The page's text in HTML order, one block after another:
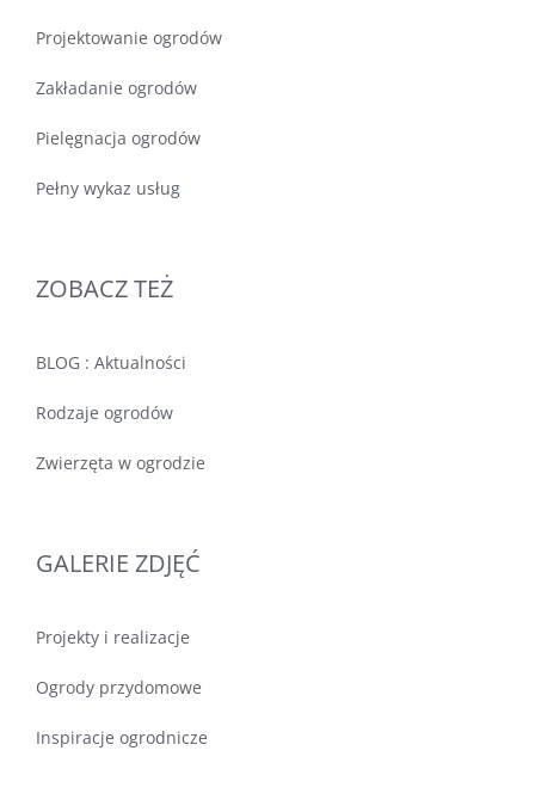
Projektowanie ogrodów
Zakładanie ogrodów
Pielęgnacja ogrodów
Pełny wykaz usług
ZOBACZ TEŻ
BLOG : Aktualności
Rodzaje ogrodów
Zwierzęta w ogrodzie
GALERIE ZDJĘĆ
Projekty i realizacje
Ogrody przydomowe
Inspiracje ogrodnicze